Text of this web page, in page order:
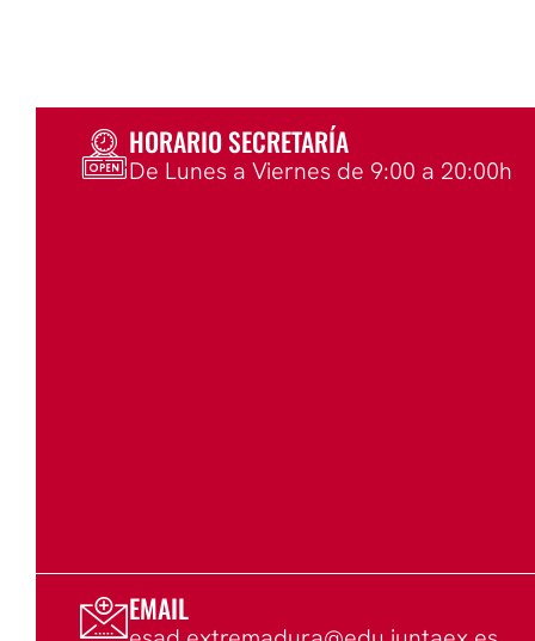
HORARIO SECRETARÍA
De Lunes a Viernes de 9:00 a 20:00h
EMAIL